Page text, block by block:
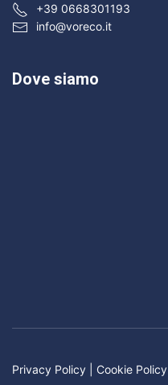
+39 0668301193
info@voreco.it
Dove siamo
Privacy Policy Cookie Policy